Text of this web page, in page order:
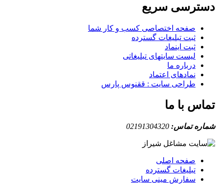
دسترسی سریع
صفحه اختصاصی کسب و کار شما
ثبت تبلیغات گسترده
ثبت اینماد
لیست سایتهای تبلیغاتی
درباره ما
نمادهای اعتماد
طراحی سایت : ققنوس پارس
تماس با ما
شماره تماس: 02191304320
صفحه اصلی
تبلیغات گسترده
سفارش مینی سایت